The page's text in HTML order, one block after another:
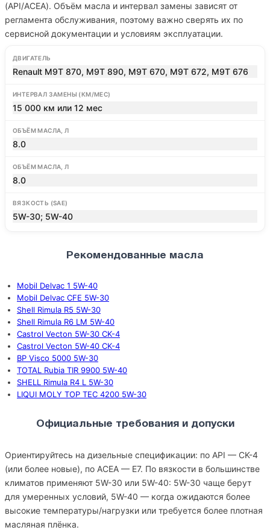
(API/ACEA). Объём масла и интервал замены зависят от
регламента обслуживания, поэтому важно сверять их по
сервисной документации и условиям эксплуатации.
ДВИГАТЕЛЬ
Renault M9T 870, M9T 890, M9T 670, M9T 672, M9T 676
ИНТЕРВАЛ ЗАМЕНЫ (КМ/МЕС)
15 000 км или 12 мес
ОБЪЁМ МАСЛА, Л
8.0
ОБЪЁМ МАСЛА, Л
8.0
ВЯЗКОСТЬ (SAE)
5W-30; 5W-40
Рекомендованные масла
Mobil Delvac 1 5W-40
Mobil Delvac CFE 5W-30
Shell Rimula R5 5W-30
Shell Rimula R6 LM 5W-40
Castrol Vecton 5W-30 CK-4
Castrol Vecton 5W-40 CK-4
BP Visco 5000 5W-30
TOTAL Rubia TIR 9900 5W-40
SHELL Rimula R4 L 5W-30
LIQUI MOLY TOP TEC 4200 5W-30
Официальные требования и допуски
Ориентируйтесь на дизельные спецификации: по API — CK-4
(или более новые), по ACEA — E7. По вязкости в большинстве
климатов применяют 5W-30 или 5W-40: 5W-30 чаще берут
для умеренных условий, 5W-40 — когда ожидаются более
высокие температуры/нагрузки или требуется более плотная
масляная плёнка.